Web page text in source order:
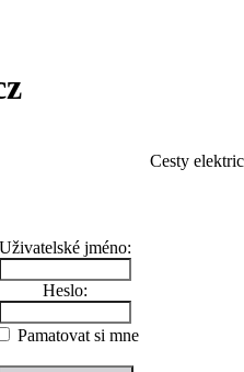
Cesty
Uživatelské jméno:
Heslo:
Pamatovat si mne